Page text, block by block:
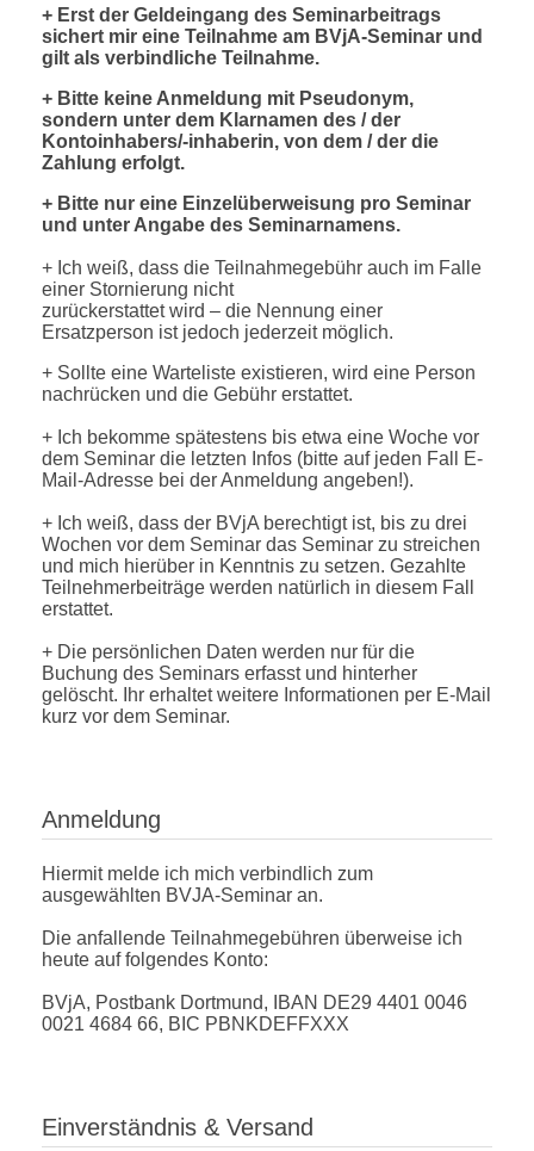
+ Erst der Geldeingang des Seminarbeitrags
sichert mir eine Teilnahme am BVjA-Seminar und
gilt als verbindliche Teilnahme.
+ Bitte keine Anmeldung mit Pseudonym,
sondern unter dem Klarnamen des / der
Kontoinhabers/-inhaberin, von dem / der die
Zahlung erfolgt.
+ Bitte nur eine Einzelüberweisung pro Seminar
und unter Angabe des Seminarnamens.
+ Ich weiß, dass die Teilnahmegebühr auch im Falle
einer Stornierung nicht
zurückerstattet wird – die Nennung einer
Ersatzperson ist jedoch jederzeit möglich.
+ Sollte eine Warteliste existieren, wird eine Person
nachrücken und die Gebühr erstattet.
+ Ich bekomme spätestens bis etwa eine Woche vor
dem Seminar die letzten Infos (bitte auf jeden Fall E-
Mail-Adresse bei der Anmeldung angeben!).
+ Ich weiß, dass der BVjA berechtigt ist, bis zu drei
Wochen vor dem Seminar das Seminar zu streichen
und mich hierüber in Kenntnis zu setzen. Gezahlte
Teilnehmerbeiträge werden natürlich in diesem Fall
erstattet.
+ Die persönlichen Daten werden nur für die
Buchung des Seminars erfasst und hinterher
gelöscht. Ihr erhaltet weitere Informationen per E-Mail
kurz vor dem Seminar.
Anmeldung
Hiermit melde ich mich verbindlich zum
ausgewählten BVJA-Seminar an.
Die anfallende Teilnahmegebühren überweise ich
heute auf folgendes Konto:
BVjA, Postbank Dortmund, IBAN DE29 4401 0046
0021 4684 66, BIC PBNKDEFFXXX
Einverständnis & Versand